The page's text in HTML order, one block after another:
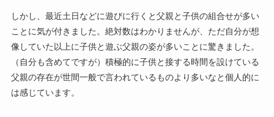
しかし、最近土日などに遊びに行くと父親と子供の組合せが多い
ことに気が付きました。絶対数はわかりませんが、ただ自分が想
像していた以上に子供と遊ぶ父親の姿が多いことに驚きました。
（自分も含めてですが）積極的に子供と接する時間を設けている
父親の存在が世間一般で言われているものより多いなと個人的に
は感じています。